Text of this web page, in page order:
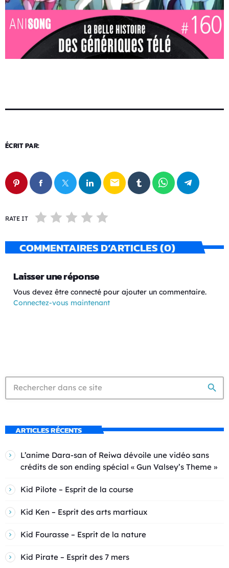
ÉCRIT PAR:
email
RATE IT
COMMENTAIRES D’ARTICLES (0)
Laisser une réponse
Vous devez être connecté pour ajouter un commentaire.
Connectez-vous maintenant
search
ARTICLES RÉCENTS
L’anime Dara-san of Reiwa dévoile une vidéo sans
crédits de son ending spécial « Gun Valsey’s Theme »
Kid Pilote – Esprit de la course
Kid Ken – Esprit des arts martiaux
Kid Fourasse – Esprit de la nature
Kid Pirate – Esprit des 7 mers